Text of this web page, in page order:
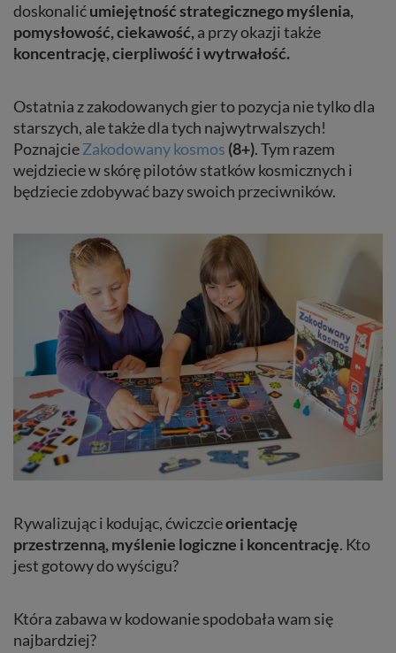
doskonalićumiejętność strategicznego myślenia,
pomysłowość, ciekawość, a przy okazji także
koncentrację, cierpliwość i wytrwałość.
Ostatnia z zakodowanych gier to pozycja nie tylko dla
starszych, ale także dla tych najwytrwalszych!
PoznajcieZakodowany kosmos (8+). Tym razem
wejdziecie w skórę pilotów statków kosmicznych i
będziecie zdobywać bazy swoich przeciwników.
Rywalizując i kodując, ćwiczcieorientację
przestrzenną, myślenie logiczne i koncentrację. Kto
jest gotowy do wyścigu?
Która zabawa w kodowanie spodobała wam się
najbardziej?